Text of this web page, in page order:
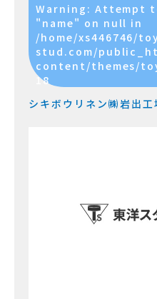
Warning : Attempt
"name" on null in
/home/xs446746/
stud.com/
content/themes/
18
シキボウリネン㈱岩出工